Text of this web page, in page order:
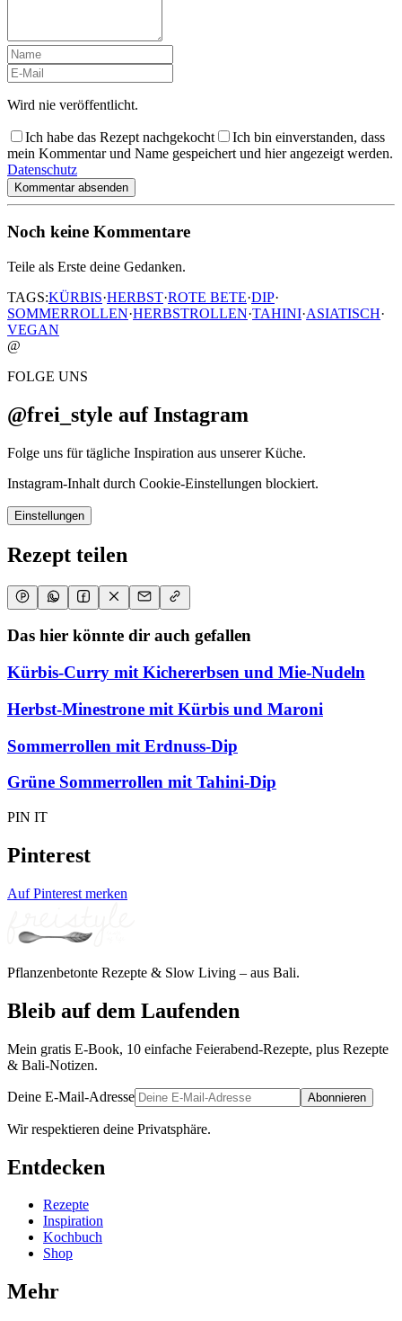
Wird nie veröffentlicht.
Ich habe das Rezept nachgekocht
Ich bin einverstanden, dass
mein Kommentar und Name gespeichert und hier angezeigt werden.
Datenschutz
Kommentar absenden
Noch keine Kommentare
Teile als Erste deine Gedanken.
TAGS:KÜRBIS·HERBST·ROTE BETE·DIP·
SOMMERROLLEN·HERBSTROLLEN·TAHINI·ASIATISCH·
VEGAN
@
FOLGE UNS
@frei_style auf Instagram
Folge uns für tägliche Inspiration aus unserer Küche.
Instagram-Inhalt durch Cookie-Einstellungen blockiert.
Einstellungen
Rezept teilen
Das hier könnte dir auch gefallen
Kürbis-Curry mit Kichererbsen und Mie-Nudeln
Herbst-Minestrone mit Kürbis und Maroni
Sommerrollen mit Erdnuss-Dip
Grüne Sommerrollen mit Tahini-Dip
PIN IT
Pinterest
Auf Pinterest merken
Pflanzenbetonte Rezepte & Slow Living – aus Bali.
Bleib auf dem Laufenden
Mein gratis E-Book, 10 einfache Feierabend-Rezepte, plus Rezepte
& Bali-Notizen.
Deine E-Mail-Adresse Abonnieren
Wir respektieren deine Privatsphäre.
Entdecken
Rezepte
Inspiration
Kochbuch
Shop
Mehr